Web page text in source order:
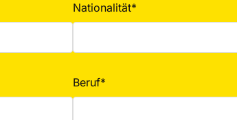
Nationalität*
Beruf*